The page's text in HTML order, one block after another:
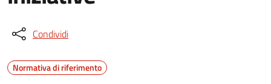
Condividi
Normativa di riferimento